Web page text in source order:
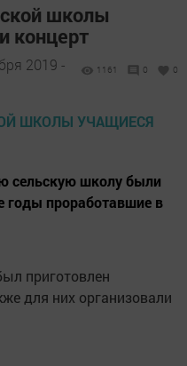
школы
концерт
2019 -
1161 0 0
сельскую школу были
годы проработавшие в
приготовлен
для них организовали